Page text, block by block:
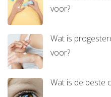
voor?
Wat is
voor?
Wat is de beste